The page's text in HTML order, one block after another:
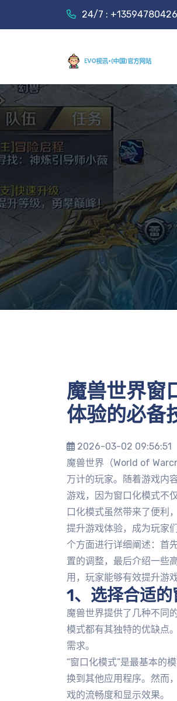
24/7 : +13594780426
魔兽世界窗
体验的必备
2026-03-02 09:56:51
魔兽世界（World of
万计的玩家。随着游戏内
游戏，因为窗口化模式不
口化模式虽然带来了便利
提升游戏体验，成为玩家
个方面进行详细阐述：首
置的调整，最后介绍一些
用，玩家能够有效提升游
1、选择合适
魔兽世界提供了几种不同
模式都有其独特的优缺点
需求。
“窗口化模式”是最基本的
换到其他应用程序。然而
戏的流畅度和显示效果。